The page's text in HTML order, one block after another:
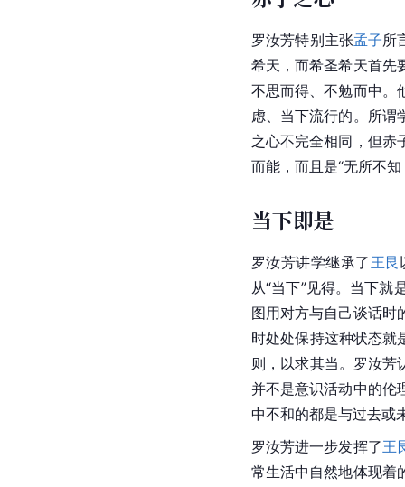
罗汝芳特别主张孟子所
希天，而希圣希天首先
不思而得、不勉而中。
虑、当下流行的。所谓
之心不完全相同，但赤
而能，而且是“无所不
当下即是
罗汝芳讲学继承了王艮
从“当下”见得。当下
图用对方与自己谈话时
时处处保持这种状态就
则，以求其当。罗汝芳
并不是意识活动中的伦
中不和的都是与过去或
罗汝芳进一步发挥了王
常生活中自然地体现着